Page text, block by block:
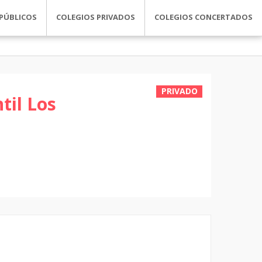
COLEGIOS PRIVADOS COLEGIOS CONCERTADOS
PRIVADO
Los